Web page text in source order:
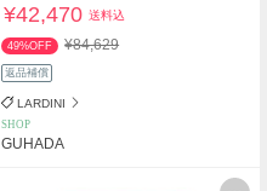
¥42,470送料込
49%OFF ¥84,629
返品補償
LARDINI
SHOP
GUHADA